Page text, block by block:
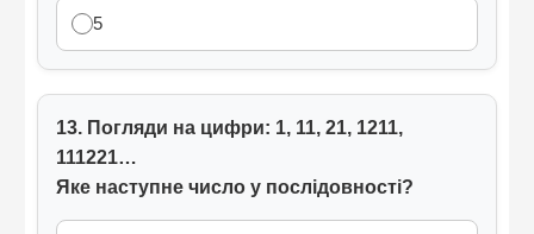
5
13. Погляди на цифри: 1, 11, 21, 1211,
111221…
Яке наступне число у послідовності?